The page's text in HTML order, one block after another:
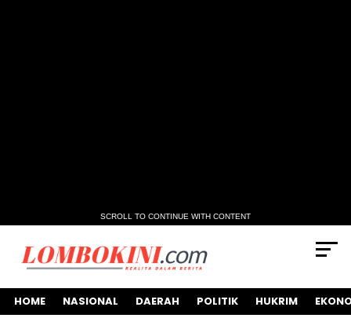
SCROLL TO CONTINUE WITH CONTENT
HOME NASIONAL DAERAH POLITIK HUKRIM